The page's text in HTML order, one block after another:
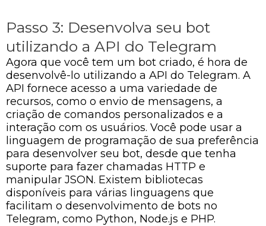
Passo 3: Desenvolva seu bot
utilizando a API do Telegram
Agora que você tem um bot criado, é hora de
desenvolvê-lo utilizando a API do Telegram. A
API fornece acesso a uma variedade de
recursos, como o envio de mensagens, a
criação de comandos personalizados e a
interação com os usuários. Você pode usar a
linguagem de programação de sua preferência
para desenvolver seu bot, desde que tenha
suporte para fazer chamadas HTTP e
manipular JSON. Existem bibliotecas
disponíveis para várias linguagens que
facilitam o desenvolvimento de bots no
Telegram, como Python, Node.js e PHP.